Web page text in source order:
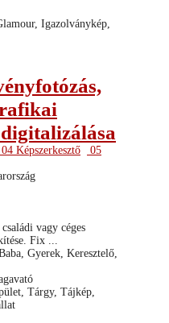
Igazolványkép,
04 Képszerkesztő
05
vagy céges
Fix ...
Gyerek, Keresztelő,
Tárgy, Tájkép,